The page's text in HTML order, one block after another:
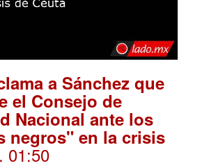
a Sánchez que
el Consejo de
Nacional ante los
negros" en la crisis
. 01:50